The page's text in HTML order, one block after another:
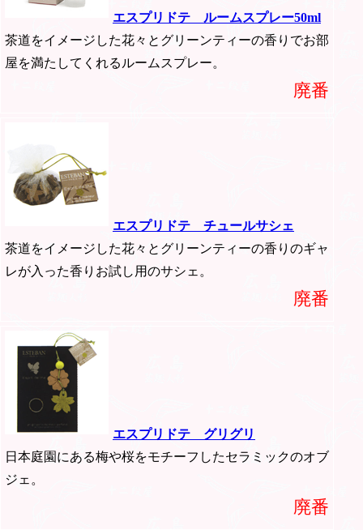
エスプリドテ ルームスプレー50ml
茶道をイメージした花々とグリーンティーの香りでお部
屋を満たしてくれるルームスプレー。
廃番
エスプリドテ チュールサシェ
茶道をイメージした花々とグリーンティーの香りのギャ
レが入った香りお試し用のサシェ。
廃番
エスプリドテ グリグリ
日本庭園にある梅や桜をモチーフしたセラミックのオブ
ジェ。
廃番